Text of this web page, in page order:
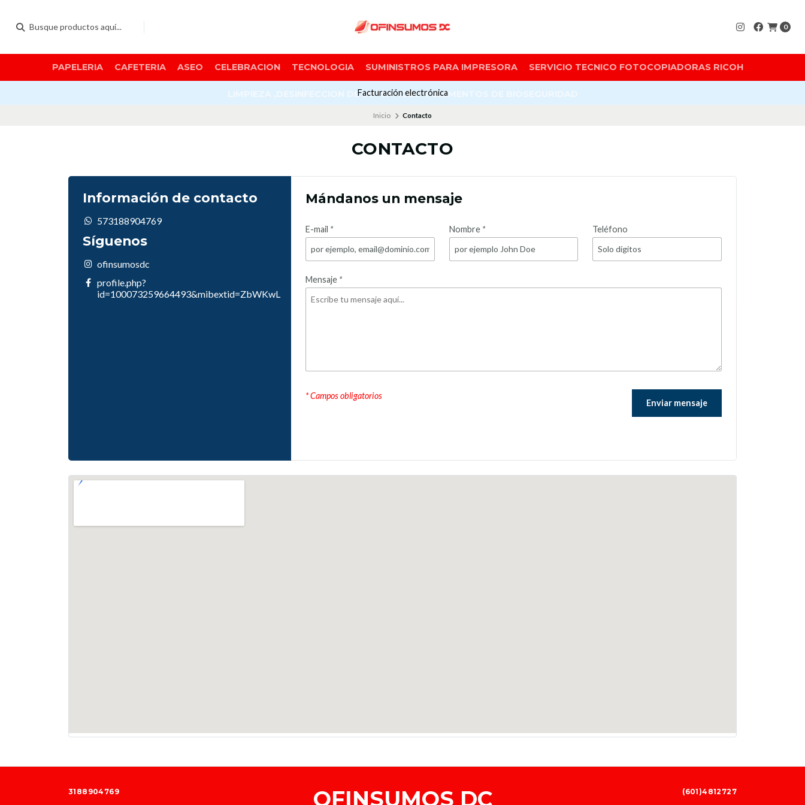
0
PAPELERIA CAFETERIA ASEO CELEBRACION TECNOLOGIA SUMINISTROS PARA IMPRESORA SERVICIO TECNICO FOTOCOPIADORAS RICOH
LIMPIEZA ,DESINFECCION DE SUPERFICIES Y ELEMENTOS DE BIOSEGURIDAD
Facturación electrónica
Inicio Contacto
CONTACTO
Información de contacto
573188904769
Síguenos
ofinsumosdc
profile.php?
id=100073259664493&mibextid=ZbWKwL
Mándanos un mensaje
E-mail * Nombre * Teléfono
Mensaje *
* Campos obligatorios
OFINSUMOS DC
3188904769 (601)4812727